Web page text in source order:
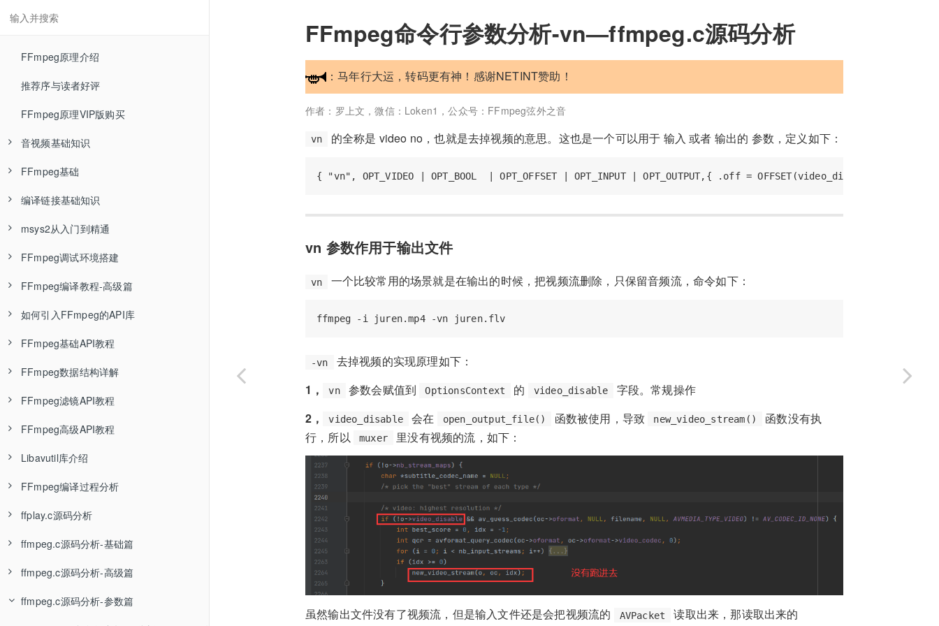
FFmpeg原理介绍
推荐序与读者好评
FFmpeg原理VIP版购买
音视频基础知识
RGB色彩空间—音视频基础知识
YUV色彩空间—音视频基础知识
RGB与YUV相互转换—音视频基础知识
YUV数据分析—音视频基础知识
编码压缩介绍—音视频基础知识
封装格式介绍—音视频基础知识
FLV封装格式—音视频基础知识
MP4封装格式—音视频基础知识
MPEG-TS封装格式—音视频基础知识
MKV封装格式
封装格式总结
FFmpeg基础
FFmpeg介绍—FFmpeg基础
FFmpeg安装—FFmpeg基础
ffmpeg封装格式转换—FFmpeg基础
ffmpeg命令参数类型—FFmpeg基础
ffmpeg编码格式转换—FFmpeg基础
ffplay基本使用—FFmpeg基础
ffprobe基本使用—FFmpeg基础
FFmpeg学习资料推荐—FFmpeg基础
编译链接基础知识
Linux环境编译单个C程序文件—编译链接基础知识
Linux环境编译多个C程序文件—编译链接基础知识
Linux环境编译静态库—编译链接基础知识
Linux环境封装静态库—编译链接基础知识
Linux环境编译动态库—编译链接基础知识
Linux环境显式使用动态库—编译链接基础知识
Linux环境封装静态库成动态库—编译链接基础知识
Linux环境混合使用静态库与动态库—编译链接基础知识
Windows编译环境介绍—编译链接基础知识
MSVC编译环境介绍—编译链接基础知识
MSVC编译多个C程序文件—编译链接基础知识
MSVC编译静态库—编译链接基础知识
快速上手vs2019—编译链接基础知识
MSVC封装静态库—编译链接基础知识
msys2从入门到精通
msys2介绍
什么是包管理器
pacman包管理器介绍
msys2_shell.cmd源码分析
msys2编译C/C++程序
FFmpeg调试环境搭建
用Ubuntu18与clion调试FFmpeg源码—FFmpeg调试环境搭建
用msys2与mingw编译FFmpeg—FFmpeg调试环境搭建
用msys2与msvc编译FFmpeg—FFmpeg调试环境搭建
用VsDebug断点调试FFmpeg—FFmpeg调试环境搭建
用WinDbg断点调试FFmpeg—FFmpeg调试环境搭建
ShiftMediaProject项目介绍—FFmpeg调试环境搭建
ShiftMediaProject具体使用—FFmpeg调试环境搭建
调试基础知识及原理—FFmpeg调试环境搭建
FFmpeg编译教程-高级篇
FFmpeg引入SDL扩展—FFmpeg编译教程
FFmpeg引入x264扩展—FFmpeg编译教程
FFmpeg引入文字水印扩展—FFmpeg编译教程
FFmpeg引入NVDIA硬件编解码扩展—FFmpeg编译教程
FFmpeg静态编译—FFmpeg编译教程
如何裁剪FFmpeg—FFmpeg编译教程
如何引入FFmpeg的API库
FFmpeg的API库介绍—FFmpeg API教程
Linux环境使用FFmpeg的API库—FFmpeg API教程
vs2019使用FFmpeg的API库—FFmpeg API教程
Windows桌面开发介绍
Qt安装教程
Qt使用FFmpeg的动态库—FFmpeg API教程
Qt使用FFmpeg的静态库—FFmpeg API教程
Java项目的构建过程
Java开发环境搭建
编译运行单个Java文件
FFmpeg基础API教程
FFmpeg打开输入文件—FFmpeg API教程
移植Qt示例到clion调试—FFmpeg API教程
如何设置解复用器参数—FFmpeg API教程
FFmpeg读取文件内容AVpacket—FFmpeg API教程
如何使用FFmpeg的解码器—FFmpeg API教程
如何使用FFmpeg的编码器—FFmpeg API教程
如何设置编码器参数—FFmpeg API教程
FFmpeg写入输出文件—FFmpeg API教程
FFmpeg的日志函数av_log—FFmpeg API教程
FFmpeg数据结构详解
AVFrame详解—FFmpeg API教程
AVOptions详解—FFmpeg API教程
AVPixFmtDescriptor结构—FFmpeg API教程
FFmpeg滤镜API教程
FFmpeg的scale滤镜介绍—FFmpeg API教程
FFmpeg的split滤镜介绍—FFmpeg API教程
FFmpeg的overlay滤镜介绍—FFmpeg API教程
FFmpeg的视频format滤镜介绍—FFmpeg API教程
FFmpeg的音频aformat滤镜介绍—FFmpeg API教程
sws_scale图像缩放函数介绍—FFmpeg API教程
swr_convert音频重采样介绍—FFmpeg API教程
FFmpeg高级API教程
FFmpeg丢弃音频流—FFmpeg API教程
FFmpeg支持哪些封装格式—FFmpeg API教程
如何遍历编码器支持的参数—FFmpeg API教程
avformat_seek_file函数介绍—FFmpeg API教程
FFmpeg非阻塞读取AVPacket—FFmpeg API教程
FFmpeg的中断回调—FFmpeg API教程
Libavutil库介绍
imgutil函数介绍
FFmpeg编译过程分析
configure语法摘要—FFFmpeg configure源码分析
configure函数分析-A章—FFFmpeg configure源码分析
configure函数分析-B章—FFFmpeg configure源码分析
configure函数分析-C章—FFFmpeg configure源码分析
ffplay.c源码分析
main入口函数分析—ffplay.c源码分析
stream_open函数分析—ffplay.c源码分析
read_thread解复用线程分析—ffplay.c源码分析
ffmpeg.c源码分析-基础篇
命令行参数解析—ffmpeg.c源码分析
ffmpeg_parse_options命令行解析—ffmpeg.c源码分析
ffmpeg.c源码分析-高级篇
init_complex_filtergraph初始化复杂滤镜—ffmpeg.c源码分析
ffmpeg.c源码分析-参数篇
FFmpeg命令行参数分析-vn—ffmpeg.c源码分析
：马年行大运，转码更有神！感谢NETINT赞助！
作者：罗上文，微信：Loken1，公众号：FFmpeg弦外之音
vn 的全称是 video no，也就是去掉视频的意思。这也是一个可以用于 输入 或者 输出的 参数，定义如下：
vn 参数作用于输出文件
vn 一个比较常用的场景就是在输出的时候，把视频流删除，只保留音频流，命令如下：
-vn
去掉视频的实现原理如下：
1，
vn 参数会赋值到 OptionsContext 的 video_disable
字段。常规操作
2，
video_disable 会在 open_output_file() 函数被使用，导致 new_video_stream()
函数没有执
行，所以
muxer 里没有视频的流，如下：
虽然输出文件没有了视频流，但是输入文件还是会把视频流的 AVPacket
读取出来，那读取出来的